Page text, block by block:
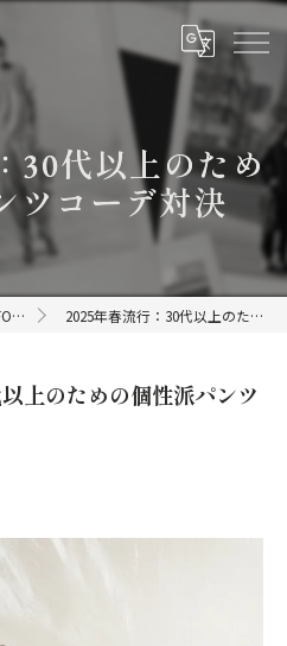
30代以上のため
ツコーデ対決
2025年春流行：30代以上のための個性派パンツコーデ対決
上のための個性派パンツ